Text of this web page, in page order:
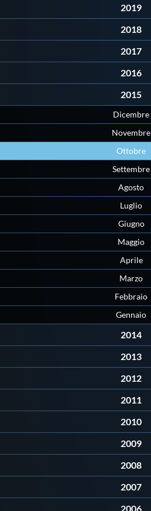
Videogallery
Contatti
Mappa del sito
2019
2018
2017
2016
2015
Dicembre
Novembre
Ottobre
Settembre
Agosto
Luglio
Giugno
Maggio
Aprile
Marzo
Febbraio
Gennaio
2014
2013
2012
2011
2010
2009
2008
2007
2006